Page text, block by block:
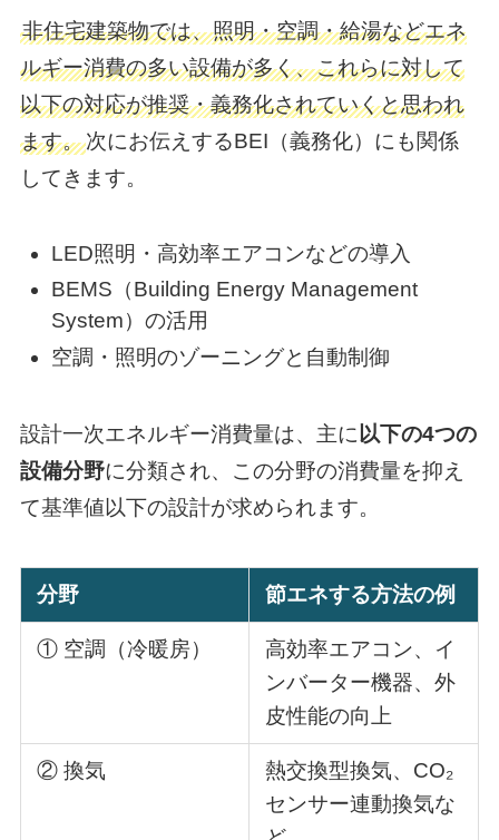
非住宅建築物では、照明・空調・給湯などエネ
ルギー消費の多い設備が多く、これらに対して
以下の対応が推奨・義務化されていくと思われ
ます。次にお伝えするBEI（義務化）にも関係
してきます。
LED照明・高効率エアコンなどの導入
BEMS（Building Energy Management
System）の活用
空調・照明のゾーニングと自動制御
設計一次エネルギー消費量は、主に 以下の4つの
設備分野に分類され、この分野の消費量を抑え
て基準値以下の設計が求められます。
分野 節エネする方法の例
① 空調（冷暖房）
高効率エアコン、イ
ンバーター機器、外
皮性能の向上
② 換気
熱交換型換気、CO₂
センサー連動換気な